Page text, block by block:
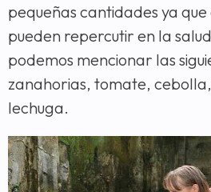
pequeñas cantidades ya
pueden repercutir en la
podemos mencionar las
zanahorias, tomate,
lechuga.